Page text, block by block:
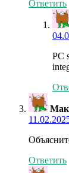
Ответить
PC
Ответить